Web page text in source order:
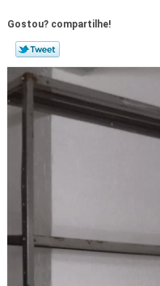
Gostou? compartilhe!